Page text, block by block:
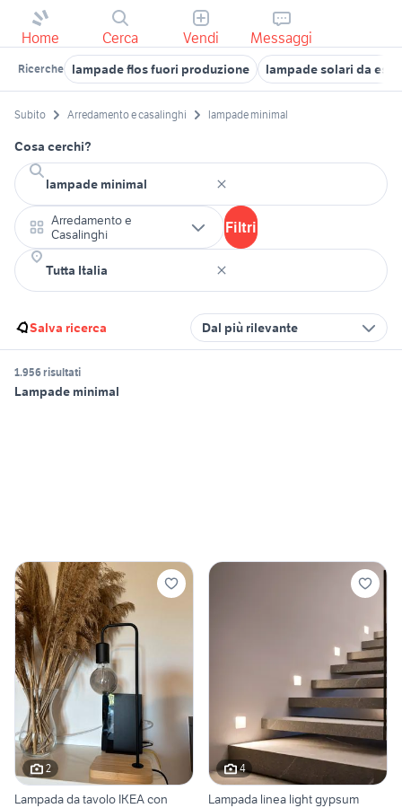
Home Cerca Vendi Messaggi
Ricerche lampade flos fuori produzione lampade solari da
Subito Arredamento e casalinghi lampade minimal
Cosa cerchi?
Arredamento e
Casalinghi
Filtri
Salva ricerca Dal più rilevante
1.956 risultati
Lampade minimal
2
Lampada da tavolo IKEA con
4
Lampada linea light gypsum